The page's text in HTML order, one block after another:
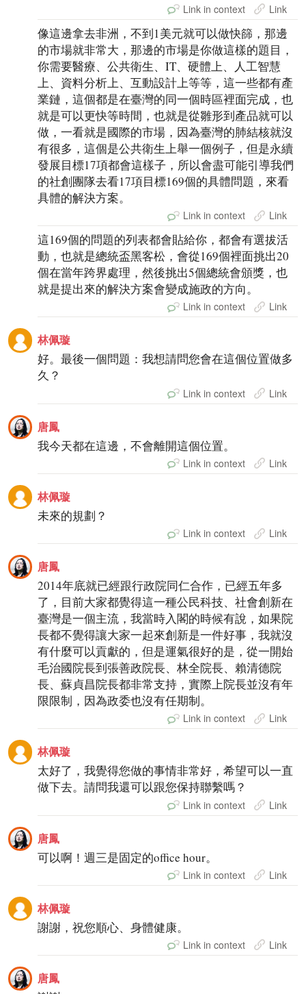
Link in context Link
像這邊拿去非洲，不到1美元就可以做快篩，那邊
的市場就非常大，那邊的市場是你做這樣的題目，
你需要醫療、公共衛生、IT、硬體上、人工智慧
上、資料分析上、互動設計上等等，這一些都有產
業鏈，這個都是在臺灣的同一個時區裡面完成，也
就是可以更快等時間，也就是從雛形到產品就可以
做，一看就是國際的市場，因為臺灣的肺結核就沒
有很多，這個是公共衛生上舉一個例子，但是永續
發展目標17項都會這樣子，所以會盡可能引導我們
的社創團隊去看17項目標169個的具體問題，來看
具體的解決方案。
Link in context Link
這169個的問題的列表都會貼給你，都會有選拔活
動，也就是總統盃黑客松，會從169個裡面挑出20
個在當年跨界處理，然後挑出5個總統會頒獎，也
就是提出來的解決方案會變成施政的方向。
Link in context Link
林佩璇
好。最後一個問題：我想請問您會在這個位置做多
久？
Link in context Link
唐鳳
我今天都在這邊，不會離開這個位置。
Link in context Link
林佩璇
未來的規劃？
Link in context Link
唐鳳
2014年底就已經跟行政院同仁合作，已經五年多
了，目前大家都覺得這一種公民科技、社會創新在
臺灣是一個主流，我當時入閣的時候有說，如果院
長都不覺得讓大家一起來創新是一件好事，我就沒
有什麼可以貢獻的，但是運氣很好的是，從一開始
毛治國院長到張善政院長、林全院長、賴清德院
長、蘇貞昌院長都非常支持，實際上院長並沒有年
限限制，因為政委也沒有任期制。
Link in context Link
林佩璇
太好了，我覺得您做的事情非常好，希望可以一直
做下去。請問我還可以跟您保持聯繫嗎？
Link in context Link
唐鳳
可以啊！週三是固定的office hour。
Link in context Link
林佩璇
謝謝，祝您順心、身體健康。
Link in context Link
唐鳳